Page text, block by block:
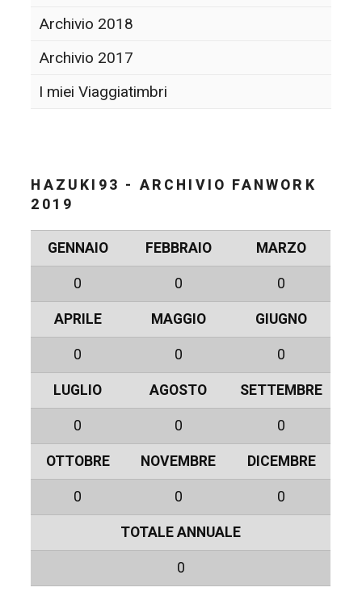
Archivio 2018
Archivio 2017
I miei Viaggiatimbri
HAZUKI93 - ARCHIVIO FANWORK
2019
GENNAIO FEBBRAIO MARZO
0 0 0
APRILE MAGGIO GIUGNO
0 0 0
LUGLIO AGOSTO SETTEMBRE
0 0 0
OTTOBRE NOVEMBRE DICEMBRE
0 0 0
TOTALE ANNUALE
0